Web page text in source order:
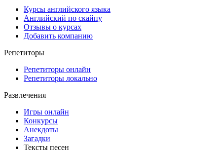
Курсы английского языка
Английский по скайпу
Отзывы о курсах
Добавить компанию
Репетиторы
Репетиторы онлайн
Репетиторы локально
Развлечения
Игры онлайн
Конкурсы
Анекдоты
Загадки
Тексты песен